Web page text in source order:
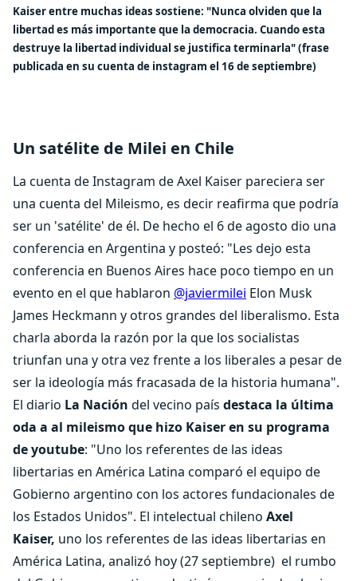
Kaiser entre muchas ideas sostiene: "Nunca olviden que la
libertad es más importante que la democracia. Cuando esta
destruye la libertad individual se justifica terminarla" (frase
publicada en su cuenta de instagram el 16 de septiembre)
Un satélite de Milei en Chile
La cuenta de Instagram de Axel Kaiser pareciera ser
una cuenta del Mileismo, es decir reafirma que podría
ser un 'satélite' de él. De hecho el 6 de agosto dio una
conferencia en Argentina y posteó: "Les dejo esta
conferencia en Buenos Aires hace poco tiempo en un
evento en el que hablaron @javiermilei Elon Musk
James Heckmann y otros grandes del liberalismo. Esta
charla aborda la razón por la que los socialistas
triunfan una y otra vez frente a los liberales a pesar de
ser la ideología más fracasada de la historia humana".
El diario La Nación del vecino país destaca la última
oda a al mileismo que hizo Kaiser en su programa
de youtube: "Uno los referentes de las ideas
libertarias en América Latina comparó el equipo de
Gobierno argentino con los actores fundacionales de
los Estados Unidos". El intelectual chileno Axel
Kaiser, uno los referentes de las ideas libertarias en
América Latina, analizó hoy (27 septiembre) el rumbo